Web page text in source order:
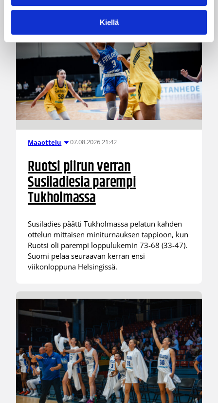
Kiellä
Maaottelu 07.08.2026 21:42
Ruotsi piirun verran
Susiladiesia parempi
Tukholmassa
Susiladies päätti Tukholmassa pelatun kahden
ottelun mittaisen miniturnauksen tappioon, kun
Ruotsi oli parempi loppulukemin 73-68 (33-47).
Suomi pelaa seuraavan kerran ensi
viikonloppuna Helsingissä.